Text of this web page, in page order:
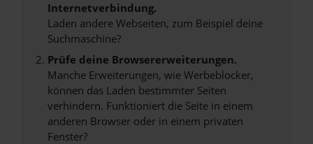
Internetverbindung.
Laden andere Webseiten, zum Beispiel deine
Suchmaschine?
Prüfe deine Browsererweiterungen.
Manche Erweiterungen, wie Werbeblocker,
können das Laden bestimmter Seiten
verhindern. Funktioniert die Seite in einem
anderen Browser oder in einem privaten
Fenster?